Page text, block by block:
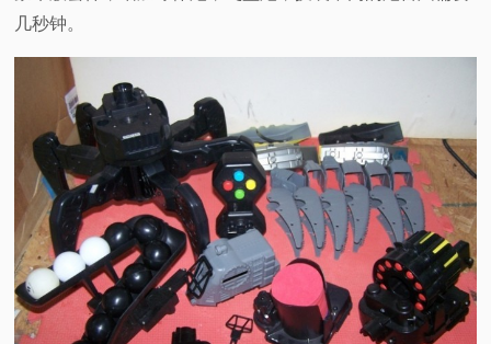
几秒钟。